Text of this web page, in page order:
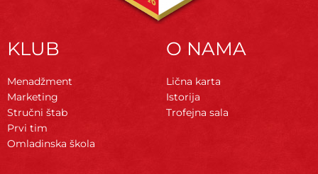
KLUB
Menadžment
Marketing
Stručni štab
Prvi tim
Omladinska škola
O NAMA
Lična karta
Istorija
Trofejna sala